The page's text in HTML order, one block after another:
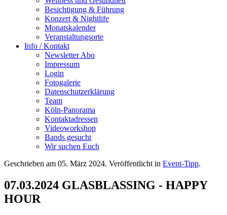
Besichtigung & Führung
Konzert & Nightlife
Monatskalender
Veranstaltungsorte
Info / Kontakt
Newsletter Abo
Impressum
Login
Fotogalerie
Datenschutzerklärung
Team
Köln-Panorama
Kontaktadressen
Videoworkshop
Bands gesucht
Wir suchen Euch
Geschrieben am 05. März 2024. Veröffentlicht in Event-Tipp.
07.03.2024 GLASBLASSING - HAPPY
HOUR